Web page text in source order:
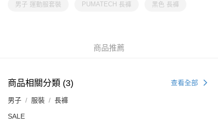
男子 運動服套裝 PUMATECH 長褲 黑色 長褲
商品推薦
商品相關分類 (3) 查看全部
男子 服裝 長褲
SALE